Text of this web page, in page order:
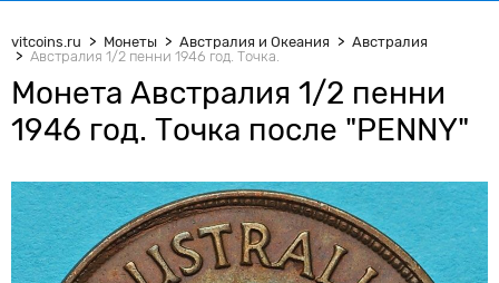
vitcoins.ru Монеты Австралия и Океания
Австралия
Австралия 1/2 пенни 1946 год. Точка.
Монета Австралия 1/2 пенни
1946 год. Точка после "PENNY"